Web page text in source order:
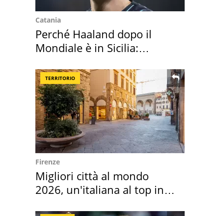
Catania
Perché Haaland dopo il
Mondiale è in Sicilia:
TERRITORIO
Firenze
Migliori città al mondo
2026, un'italiana al top in